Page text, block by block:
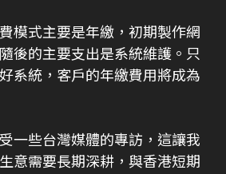
模式主要是年繳，初期製作網
後的主要支出是系統維護。只
系統，客戶的年繳費用將成為
一些台灣媒體的專訪，這讓我
意需要長期深耕，與香港短期